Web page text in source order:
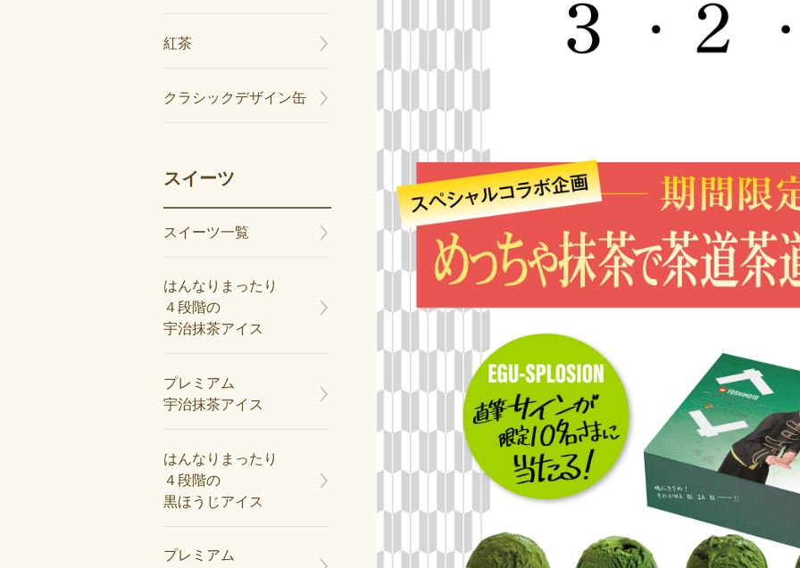
紅茶
クラシックデザイン缶
スイーツ
スイーツ一覧
はんなりまったり
４段階の
宇治抹茶アイス
プレミアム
宇治抹茶アイス
はんなりまったり
４段階の
黒ほうじアイス
プレミアム